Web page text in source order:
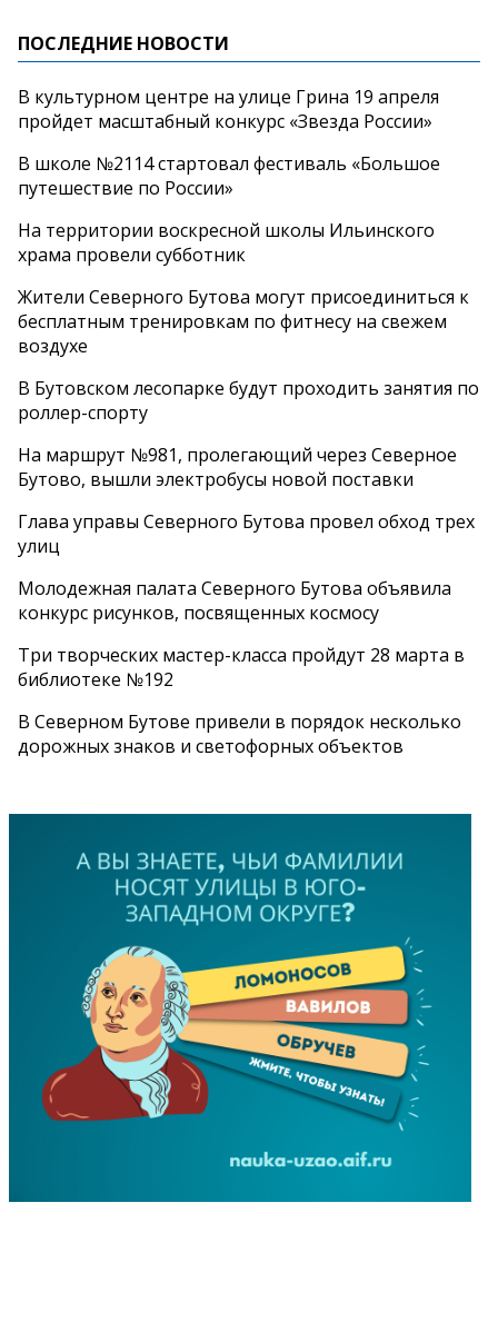
ПОСЛЕДНИЕ НОВОСТИ
В культурном центре на улице Грина 19 апреля
пройдет масштабный конкурс «Звезда России»
В школе №2114 стартовал фестиваль «Большое
путешествие по России»
На территории воскресной школы Ильинского
храма провели субботник
Жители Северного Бутова могут присоединиться к
бесплатным тренировкам по фитнесу на свежем
воздухе
В Бутовском лесопарке будут проходить занятия по
роллер-спорту
На маршрут №981, пролегающий через Северное
Бутово, вышли электробусы новой поставки
Глава управы Северного Бутова провел обход трех
улиц
Молодежная палата Северного Бутова объявила
конкурс рисунков, посвященных космосу
Три творческих мастер-класса пройдут 28 марта в
библиотеке №192
В Северном Бутове привели в порядок несколько
дорожных знаков и светофорных объектов